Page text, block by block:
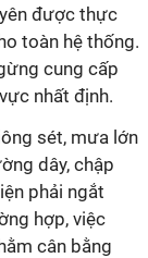
được thực
toàn hệ thống.
cung cấp
nhất định.
sét, mưa lớn
dây, chập
phải ngắt
hợp, việc
cân bằng